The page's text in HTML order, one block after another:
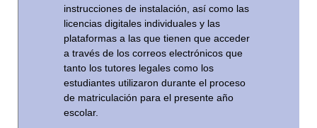
instrucciones de instalación, así como las
licencias digitales individuales y las
plataformas a las que tienen que acceder
a través de los correos electrónicos que
tanto los tutores legales como los
estudiantes utilizaron durante el proceso
de matriculación para el presente año
escolar.